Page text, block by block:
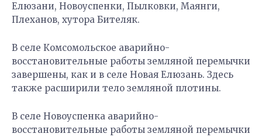
Елюзани, Новоуспенки, Пылковки, Маянги,
Плеханов, хутора Бителяк.
В селе Комсомольское аварийно-
восстановительные работы земляной перемычки
завершены, как и в селе Новая Елюзань. Здесь
также расширили тело земляной плотины.
В селе Новоуспенка аварийно-
восстановительные работы земляной перемычки